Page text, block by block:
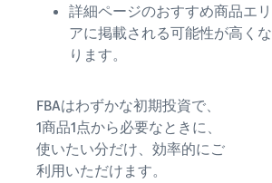
詳細ページのおすすめ商品エリ
アに掲載される可能性が高くな
ります。
FBAはわずかな初期投資で、
1商品1点から必要なときに、
使いたい分だけ、効率的にご
利用いただけます。